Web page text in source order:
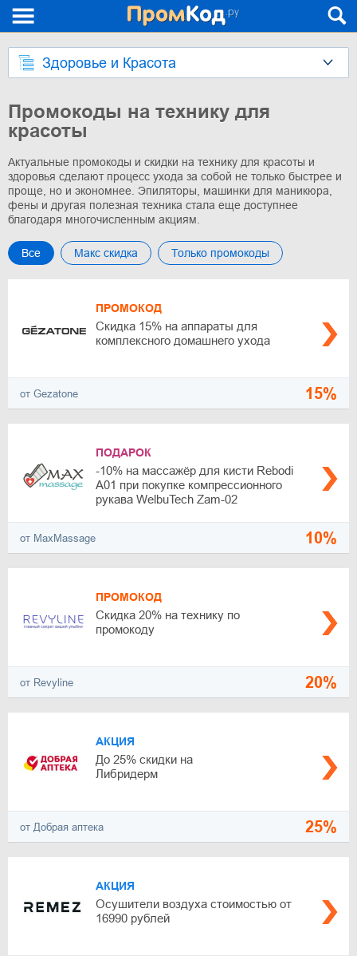
Здоровье и Красота
Промокоды на технику для
красоты
Актуальные промокоды и скидки на технику для красоты и
здоровья сделают процесс ухода за собой не только быстрее и
проще, но и экономнее. Эпиляторы, машинки для маникюра,
фены и другая полезная техника стала еще доступнее
благодаря многочисленным акциям.
Все Макс скидка Только промокоды
ПРОМОКОД
Скидка 15% на аппараты для
комплексного домашнего ухода
от Gezatone 15%
ПОДАРОК
-10% на массажёр для кисти Rebodi
A01 при покупке компрессионного
рукава WelbuTech Zam-02
от MaxMassage 10%
ПРОМОКОД
Скидка 20% на технику по
промокоду
от Revyline 20%
АКЦИЯ
До 25% скидки на
Либридерм
от Добрая аптека 25%
АКЦИЯ
Осушители воздуха стоимостью от
16990 рублей